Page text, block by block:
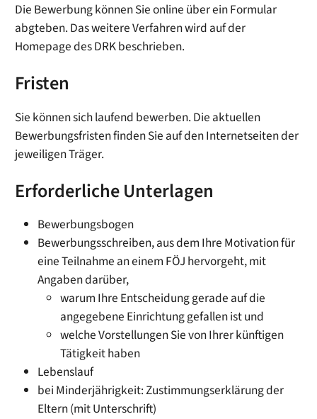
Die Bewerbung können Sie online über ein Formular
abgteben. Das weitere Verfahren wird auf der
Homepage des DRK beschrieben.
Fristen
Sie können sich laufend bewerben. Die aktuellen
Bewerbungsfristen finden Sie auf den Internetseiten der
jeweiligen Träger.
Erforderliche Unterlagen
Bewerbungsbogen
Bewerbungsschreiben, aus dem Ihre Motivation für
eine Teilnahme an einem FÖJ hervorgeht, mit
Angaben darüber,
warum Ihre Entscheidung gerade auf die
angegebene Einrichtung gefallen ist und
welche Vorstellungen Sie von Ihrer künftigen
Tätigkeit haben
Lebenslauf
bei Minderjährigkeit: Zustimmungserklärung der
Eltern (mit Unterschrift)